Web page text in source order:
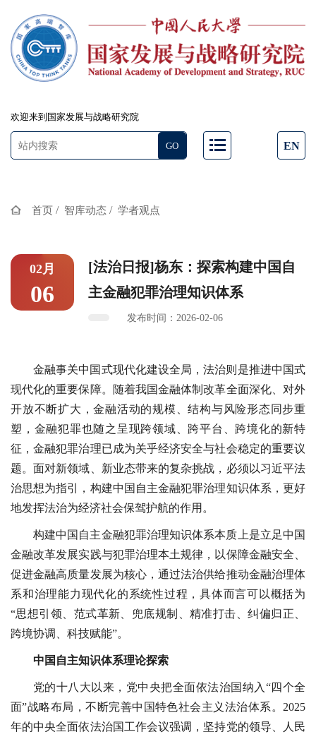
欢迎来到国家发展与战略研究院
EN
首页 / 智库动态 / 学者观点
02月
06
[法治日报]杨东：探索构建中国自
主金融犯罪治理知识体系
发布时间：2026-02-06
金融事关中国式现代化建设全局，法治则是推进中国式
现代化的重要保障。随着我国金融体制改革全面深化、对外
开放不断扩大，金融活动的规模、结构与风险形态同步重
塑，金融犯罪也随之呈现跨领域、跨平台、跨境化的新特
征，金融犯罪治理已成为关乎经济安全与社会稳定的重要议
题。面对新领域、新业态带来的复杂挑战，必须以习近平法
治思想为指引，构建中国自主金融犯罪治理知识体系，更好
地发挥法治为经济社会保驾护航的作用。
构建中国自主金融犯罪治理知识体系本质上是立足中国
金融改革发展实践与犯罪治理本土规律，以保障金融安全、
促进金融高质量发展为核心，通过法治供给推动金融治理体
系和治理能力现代化的系统性过程，具体而言可以概括为
“思想引领、范式革新、兜底规制、精准打击、纠偏归正、
跨境协调、科技赋能”。
中国自主知识体系理论探索
党的十八大以来，党中央把全面依法治国纳入“四个全
面”战略布局，不断完善中国特色社会主义法治体系。2025
年的中央全面依法治国工作会议强调，坚持党的领导、人民